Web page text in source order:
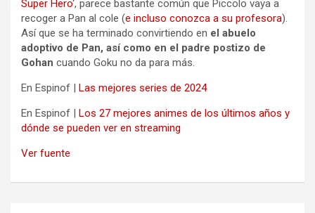
Super Hero‘, parece bastante común que Piccolo vaya a
recoger a Pan al cole (e incluso conozca a su profesora).
Así que se ha terminado convirtiendo en el abuelo
adoptivo de Pan, así como en el padre postizo de
Gohan cuando Goku no da para más.
En Espinof | Las mejores series de 2024
En Espinof | Los 27 mejores animes de los últimos años y
dónde se pueden ver en streaming
Ver fuente